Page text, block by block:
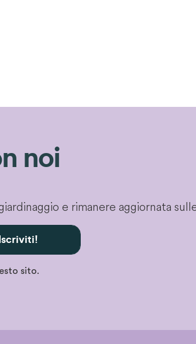
noi
e rimanere aggiornata
Iscriviti!
sito.